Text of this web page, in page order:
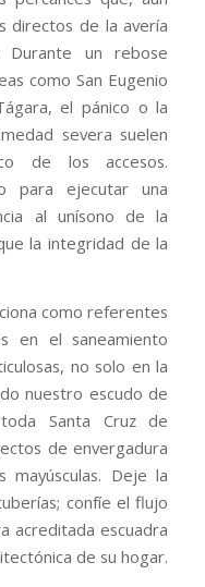
directos de la avería
Durante un rebose
como San Eugenio
el pánico o la
severa suelen
de los accesos.
para ejecutar una
al unísono de la
la integridad de la
como referentes
en el saneamiento
no solo en la
nuestro escudo de
Santa Cruz de
de envergadura
mayúsculas. Deje la
confíe el flujo
acreditada escuadra
de su hogar.